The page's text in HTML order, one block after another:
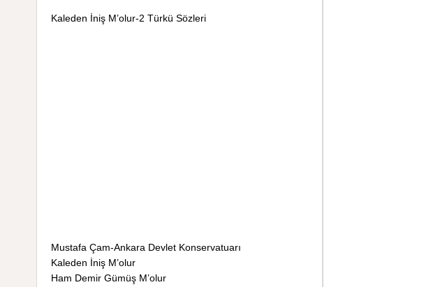
Kaleden İniş M’olur-2 Türkü Sözleri
Mustafa Çam-Ankara Devlet Konservatuarı
Kaleden İniş M’olur
Ham Demir Gümüş M’olur